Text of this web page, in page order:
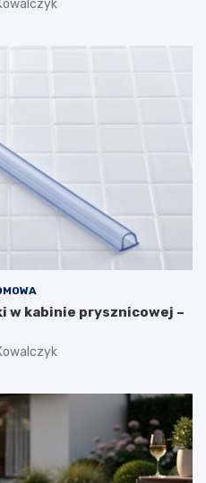
w kabinie prysznicowej –